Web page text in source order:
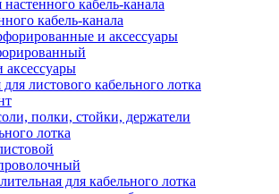
кабель-канала
кабель-канала
и аксессуары
аксессуары
листового кабельного лотка
полки, стойки, держатели
лотка
для кабельного лотка